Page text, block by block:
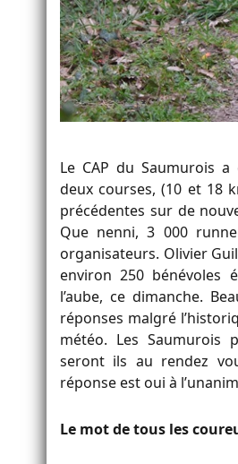
Le CAP du Saumurois
deux courses, (10 et 18
précédentes sur de
Que nenni, 3 000
organisateurs. Olivier
environ 250 bénévoles
l’aube, ce dimanche.
réponses malgré
météo. Les Saumurois
seront ils au rendez
réponse est oui à
Le mot de tous les